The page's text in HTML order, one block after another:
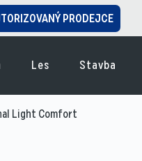
PRODEJCE
Les Stavba
Light Comfort